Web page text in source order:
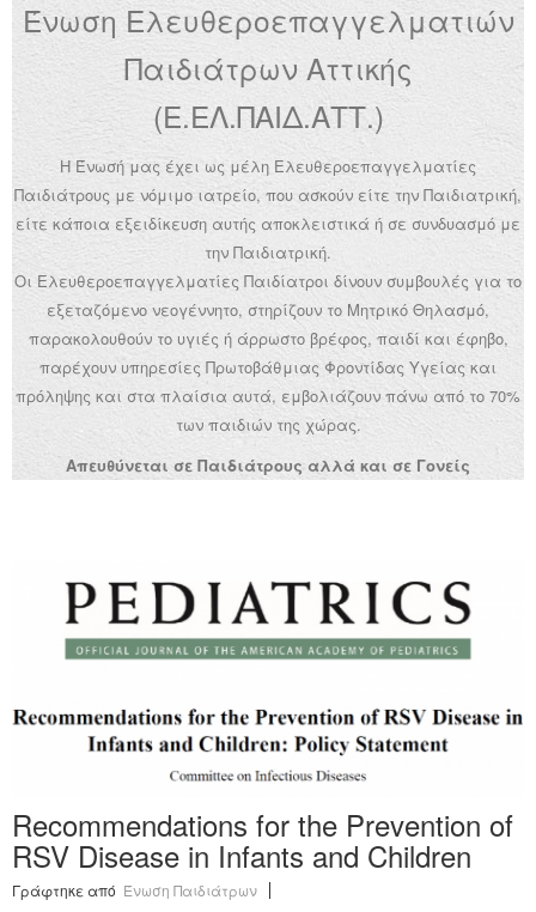
Ένωση Ελευθεροεπαγγελματιών
Παιδιάτρων Αττικής
(Ε.ΕΛ.ΠΑΙΔ.ΑΤΤ.)
Η Ένωσή μας έχει ως μέλη Ελευθεροεπαγγελματίες
Παιδιάτρους με νόμιμο ιατρείο, που ασκούν είτε την Παιδιατρική,
είτε κάποια εξειδίκευση αυτής αποκλειστικά ή σε συνδυασμό με
την Παιδιατρική.
Οι Ελευθεροεπαγγελματίες Παιδίατροι δίνουν συμβουλές για το
εξεταζόμενο νεογέννητο, στηρίζουν το Μητρικό Θηλασμό,
παρακολουθούν το υγιές ή άρρωστο βρέφος, παιδί και έφηβο,
παρέχουν υπηρεσίες Πρωτοβάθμιας Φροντίδας Υγείας και
πρόληψης και στα πλαίσια αυτά, εμβολιάζουν πάνω από το 70%
των παιδιών της χώρας.
Απευθύνεται σε Παιδιάτρους αλλά και σε Γονείς
Recommendations for the Prevention of
RSV Disease in Infants and Children
Γράφτηκε από Ένωση Παιδιάτρων
Ανακοινώσεις
Εργαλεία για Παιδιάτρους
Χρήσιμα Links
Επεξεργασία Προφίλ